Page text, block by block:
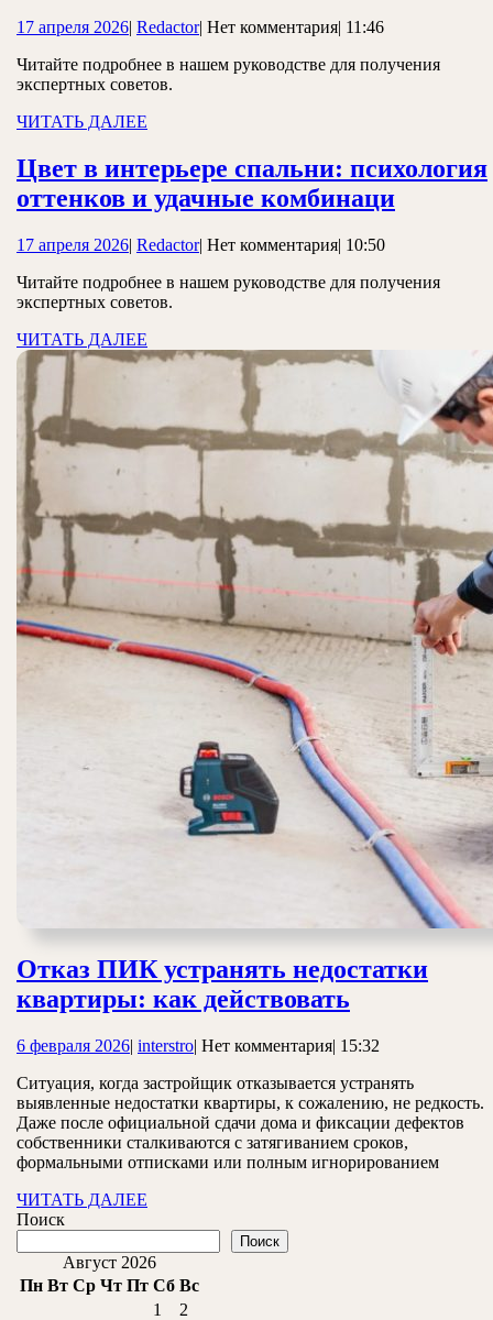
и
удачные
17 апреля 202617
2026
| RedactorRedactor
| Нет комментария| 11:46
Читайте подробнее в нашем руководстве для получения
экспертных советов.
ЧИТАТЬ ДАЛЕЕ
Цвет в интерьере спальни: психология
оттенков и удачные комбинациЦвет
и
удачные
17 апреля 202617
2026
| RedactorRedactor
| Нет комментария| 10:50
Читайте подробнее в нашем руководстве для получения
экспертных советов.
ЧИТАТЬ ДАЛЕЕ
ДАЛЕЕ
Отказ ПИК устранять недостатки
квартиры: как действовать
устранять
недостатки
квартиры:
как
6 февраля 20266
2026
| interstrointerstro
| Нет комментария| 15:32
Ситуация, когда застройщик отказывается устранять
выявленные недостатки квартиры, к сожалению, не редкость.
Даже после официальной сдачи дома и фиксации дефектов
собственники сталкиваются с затягиванием сроков,
формальными отписками или полным игнорированием
ЧИТАТЬ ДАЛЕЕ
Поиск
Поиск
Август 2026
Пн Вт Ср Чт Пт Сб Вс
1
2